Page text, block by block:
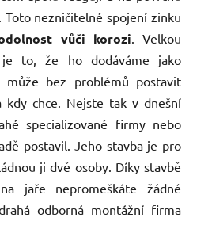
nezničitelné spojení zinku
vůči korozi. Velkou
to, že ho dodáváme jako
může bez problémů postavit
kdy chce. Nejste tak v dnešní
specializované firmy nebo
postavil. Jeho stavba je pro
ji dvě osoby. Díky stavbě
jaře nepromeškáte žádné
odborná montážní firma